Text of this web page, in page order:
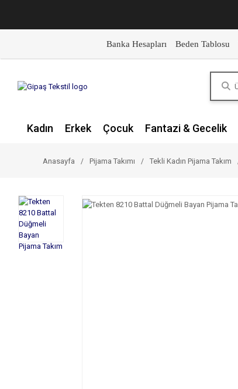
Banka Hesapları Beden Tablosu
Kadın Erkek Çocuk Fantazi & Gecelik
Anasayfa Pijama Takımı Tekli Kadın Pijama Takım